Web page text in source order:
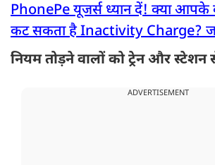
PhonePe यूजर्स ध्यान दें! क्या
कट सकता है Inactivity Charge?
नियम तोड़ने वालों को ट्रेन और स्टेशन
ADVERTISEMENT